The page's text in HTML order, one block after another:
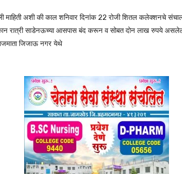
माहिती अशी की काल शनिवार दिनांक 22 रोजी शितल कलेक्शनचे
रात्री साडेनऊच्या आसपास बंद करून व सोबत दोन लाख रुपये
जिजाऊ नगर येथे